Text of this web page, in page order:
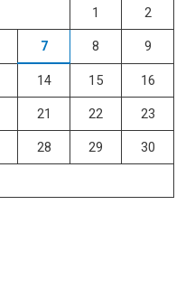
1 2
7 8 9
14 15 16
21 22 23
28 29 30